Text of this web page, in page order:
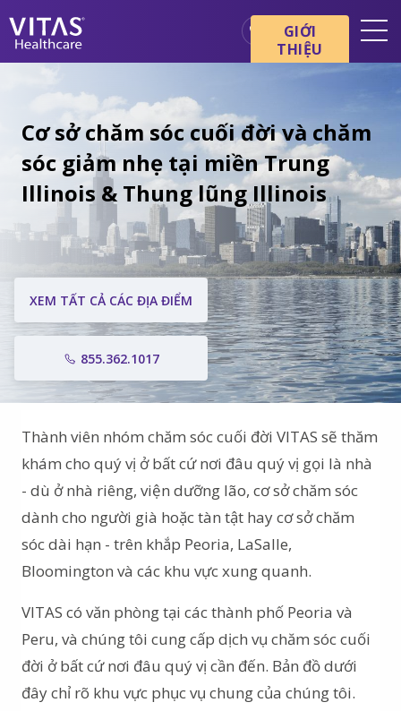
Cơ bản về chăm sóc cuối đời
Chuyên gia chăm sóc sức
khỏe
Gia đình và người chăm sóc
GIỚI
THIỆU
Cơ sở chăm sóc cuối đời và chăm
sóc giảm nhẹ tại miền Trung
Illinois & Thung lũng Illinois
855.362.1017
XEM TẤT CẢ CÁC ĐỊA ĐIỂM
Thành viên nhóm chăm sóc cuối đời VITAS sẽ thăm
khám cho quý vị ở bất cứ nơi đâu quý vị gọi là nhà
- dù ở nhà riêng, viện dưỡng lão, cơ sở chăm sóc
dành cho người già hoặc tàn tật hay cơ sở chăm
sóc dài hạn - trên khắp Peoria, LaSalle,
Bloomington và các khu vực xung quanh.
VITAS có văn phòng tại các thành phố Peoria và
Peru, và chúng tôi cung cấp dịch vụ chăm sóc cuối
đời ở bất cứ nơi đâu quý vị cần đến. Bản đồ dưới
đây chỉ rõ khu vực phục vụ chung của chúng tôi.